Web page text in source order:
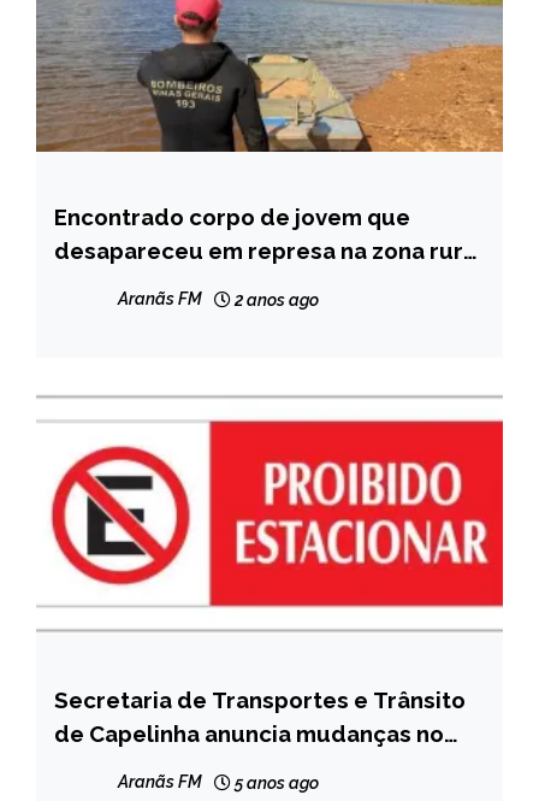
MINAS
GERAIS
NOTÍCIAS
Encontrado corpo de jovem que
desapareceu em represa na zona rural
Aranãs FM 2 anos ago
CAPELINHA
NOTÍCIAS
Secretaria de Transportes e Trânsito
de Capelinha anuncia mudanças no
Aranãs FM 5 anos ago